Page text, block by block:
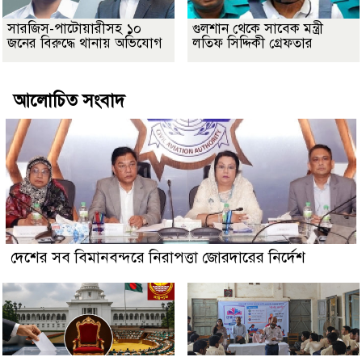
সারজিস-পাটোয়ারীসহ ১০
জনের বিরুদ্ধে থানায় অভিযোগ
গুলশান থেকে সাবেক মন্ত্রী
লতিফ সিদ্দিকী গ্রেফতার
আলোচিত সংবাদ
দেশের সব বিমানবন্দরে নিরাপত্তা জোরদারের নির্দেশ